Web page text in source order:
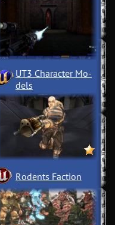
UT3 Character Mo­
dels
Rodents Faction